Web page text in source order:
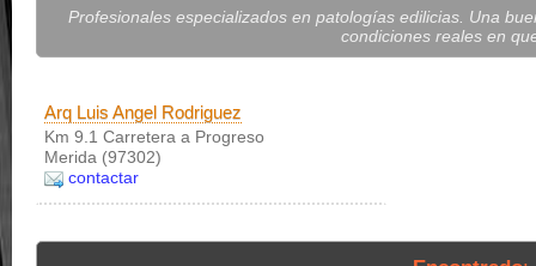
Profesionales especializados en patologías edilicias. Una
condiciones reales en
Arq Luis Angel Rodriguez
Km 9.1 Carretera a Progreso
Merida (97302)
contactar